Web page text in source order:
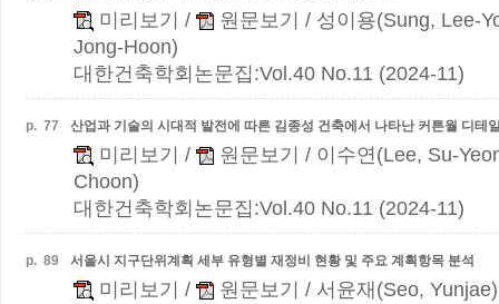
미리보기 / 원문보기
/ 성이용(Sung, Lee-
Jong-Hoon)
대한건축학회논문집:Vol.40 No.11 (2024-11)
p. 77 산업과 기술의 시대적 발전에 따른 김종성 건축에서 나타난 커튼월 디테
미리보기 / 원문보기
/ 이수연(Lee, Su-
Choon)
대한건축학회논문집:Vol.40 No.11 (2024-11)
p. 89 서울시 지구단위계획 세부 유형별 재정비 현황 및 주요 계획항목 분석
미리보기 / 원문보기
/ 서윤재(Seo,